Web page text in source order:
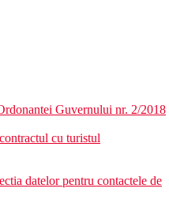
Guvernului nr. 2/2018
cu turistul
datelor pentru contactele de